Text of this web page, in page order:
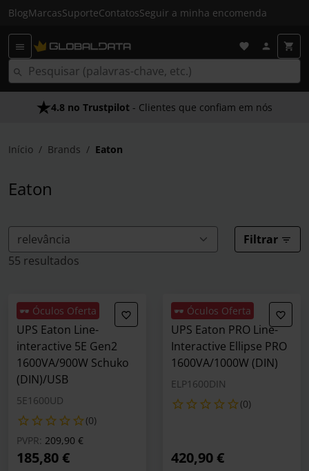
BlogMarcasSuporteContatosSeguir a minha encomenda
Envio Gratuito em 24 HRS- Acima dos 50€
4.8 no Trustpilot - Clientes que confiam em nós
Início Brands Eaton
Eaton
Filtrar
55 resultados
🕶️ Óculos Oferta
UPS Eaton Line-
interactive 5E Gen2
1600VA/900W Schuko
(DIN)/USB
5E1600UD
(0)
PVPR: Preço reduzido de
209,90 €para
185,80 €
🕶️ Óculos Oferta
UPS Eaton PRO Line-
Interactive Ellipse PRO
1600VA/1000W (DIN)
ELP1600DIN
(0)
420,90 €